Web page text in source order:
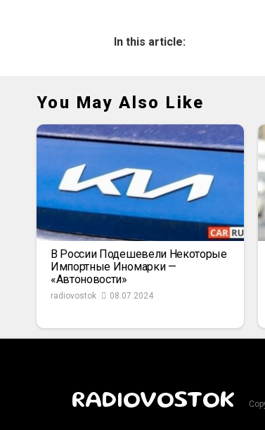
In this article:
You May Also Like
В России Подешевели Некоторые
Импортные Иномарки —
«Автоновости»
radiovostok 08.07.2024
RADIOVOSTOK